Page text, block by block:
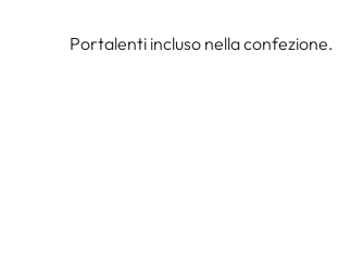
Portalenti incluso nella confezione.